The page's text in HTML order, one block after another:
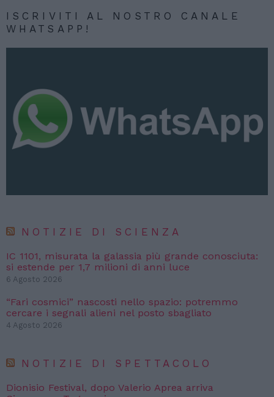
ISCRIVITI AL NOSTRO CANALE
WHATSAPP!
NOTIZIE DI SCIENZA
IC 1101, misurata la galassia più grande conosciuta:
si estende per 1,7 milioni di anni luce
6 Agosto 2026
“Fari cosmici” nascosti nello spazio: potremmo
cercare i segnali alieni nel posto sbagliato
4 Agosto 2026
NOTIZIE DI SPETTACOLO
Dionisio Festival, dopo Valerio Aprea arriva